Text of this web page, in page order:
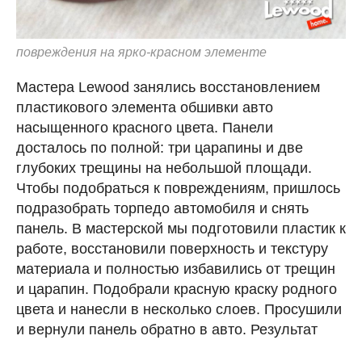
повреждения на ярко-красном элементе
Мастера Lewood занялись восстановлением
пластикового элемента обшивки авто
насыщенного красного цвета. Панели
досталось по полной: три царапины и две
глубоких трещины на небольшой площади.
Чтобы подобраться к повреждениям, пришлось
подразобрать торпедо автомобиля и снять
панель. В мастерской мы подготовили пластик к
работе, восстановили поверхность и текстуру
материала и полностью избавились от трещин
и царапин. Подобрали красную краску родного
цвета и нанесли в несколько слоев. Просушили
и вернули панель обратно в авто. Результат